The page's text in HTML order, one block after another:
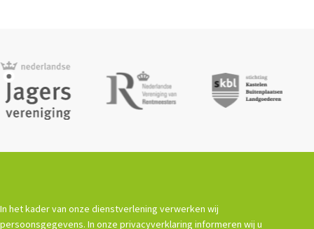
In het kader van onze dienstverlening verwerken wij
persoonsgegevens. In onze privacyverklaring informeren wij u